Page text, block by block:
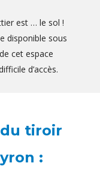
est … le sol !
disponible sous
cet espace
d’accès.
tiroir
: